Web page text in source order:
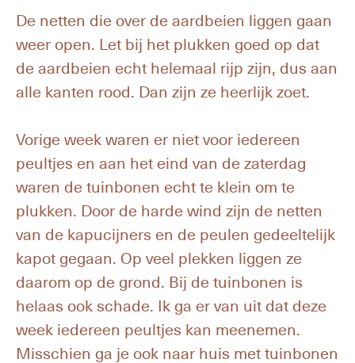
De netten die over de aardbeien liggen gaan
weer open. Let bij het plukken goed op dat
de aardbeien echt helemaal rijp zijn, dus aan
alle kanten rood. Dan zijn ze heerlijk zoet.
Vorige week waren er niet voor iedereen
peultjes en aan het eind van de zaterdag
waren de tuinbonen echt te klein om te
plukken. Door de harde wind zijn de netten
van de kapucijners en de peulen gedeeltelijk
kapot gegaan. Op veel plekken liggen ze
daarom op de grond. Bij de tuinbonen is
helaas ook schade. Ik ga er van uit dat deze
week iedereen peultjes kan meenemen.
Misschien ga je ook naar huis met tuinbonen